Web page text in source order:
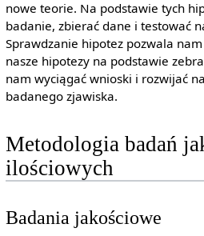
nowe teorie. Na podstawie tych
badanie, zbierać dane i testować
Sprawdzanie hipotez pozwala
nasze hipotezy na podstawie
nam wyciągać wnioski i rozwijać
badanego zjawiska.
Metodologia badań
ilościowych
Badania jakościowe